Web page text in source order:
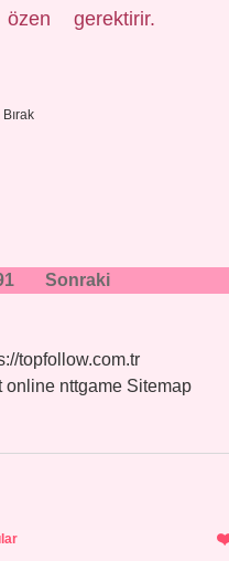
gerektirir.
Sonraki
topfollow.com.tr
online nttgame Sitemap